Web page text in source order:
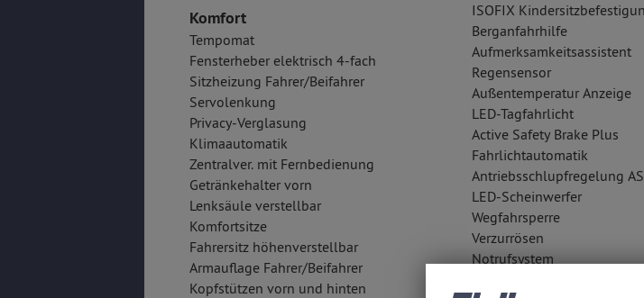
Komfort
Tempomat
Fensterheber elektrisch 4-fach
Sitzheizung Fahrer/Beifahrer
Servolenkung
Privacy-Verglasung
Klimaautomatik
Zentralver. mit Fernbedienung
Getränkehalter vorn
Lenksäule verstellbar
Komfortsitze
Fahrersitz höhenverstellbar
Armauflage Fahrer/Beifahrer
Kopfstützen vorn und hinten
ISOFIX
Berganfahrhilfe
Aufmerksamkeitsassistent
Regensensor
Außentemperatur Anzeige
LED-Tagfahrlicht
Active Safety Brake Plus
Fahrlichtautomatik
Antriebsschlupfregelung
LED-Scheinwerfer
Wegfahrsperre
Verzurrösen
Notrufsystem